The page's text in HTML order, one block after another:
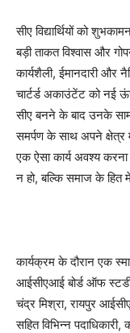
सीए विद्यार्थियों को
बड़ी ताकत विश्वास और
कार्यशैली, ईमानदारी और
चार्टर्ड अकाउंटेंट को नई
सीए बनने के बाद उनके
समर्पण के साथ अपने
एक ऐसा कार्य अवश्य
न हो, बल्कि समाज के हित
कार्यक्रम के दौरान एक
आईसीएआई बोर्ड ऑफ
चंद्र मिश्रा, रायपुर
सहित विभिन्न पदाधिकारी,